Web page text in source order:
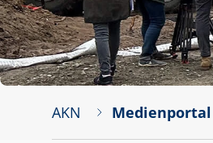
AKN Medienportal